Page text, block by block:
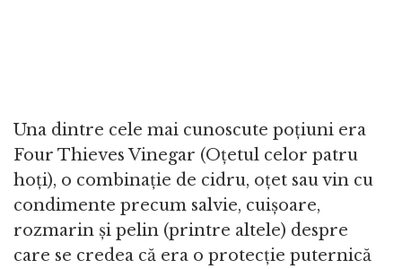
Una dintre cele mai cunoscute poțiuni era
Four Thieves Vinegar (Oțetul celor patru
hoți), o combinație de cidru, oțet sau vin cu
condimente precum salvie, cuișoare,
rozmarin și pelin (printre altele) despre
care se credea că era o protecție puternică